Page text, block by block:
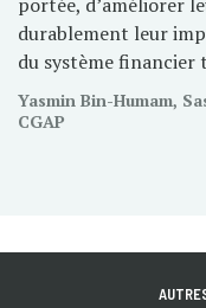
durablement leur
du système
Yasmin Bin-Humam,
CGAP